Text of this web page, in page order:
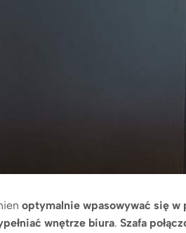
optymalnie wpasowywać się w
wnętrze biura. Szafa